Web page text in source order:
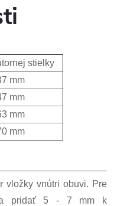
stielky
mm
mm
mm
mm
vložky vnútri obuvi. Pre
pridať 5 - 7 mm k